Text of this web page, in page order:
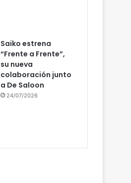
Saiko estrena
“Frente a Frente”,
su nueva
colaboración junto
a De Saloon
24/07/2026